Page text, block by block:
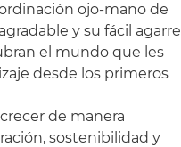
ojo-mano de
y su fácil agarre
el mundo que les
desde los primeros
de manera
sostenibilidad y